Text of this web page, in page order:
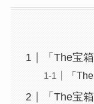
「The宝
「
「The宝